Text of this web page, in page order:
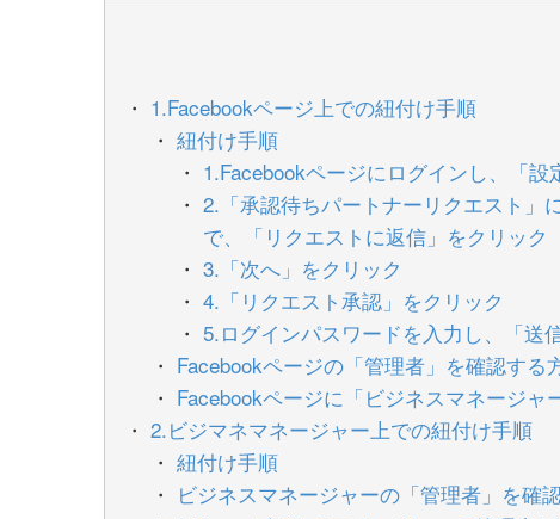
1.Facebookページ上での紐付け手順
紐付け手順
1.Facebookページにログインし、「
2.「承認待ちパートナーリクエスト」
で、「リクエストに返信」をクリック
3.「次へ」をクリック
4.「リクエスト承認」をクリック
5.ログインパスワードを入力し、「送
Facebookページの「管理者」を確認する
Facebookページに「ビジネスマネージ
2.ビジマネマネージャー上での紐付け手順
紐付け手順
ビジネスマネージャーの「管理者」を確